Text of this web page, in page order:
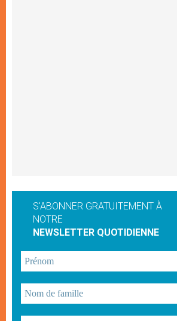
S'ABONNER GRATUITEMENT À
NOTRE
NEWSLETTER QUOTIDIENNE